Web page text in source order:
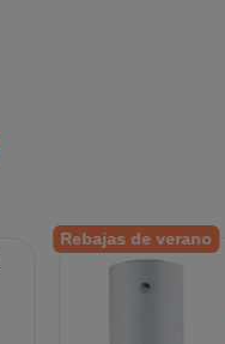
Rebajas de verano